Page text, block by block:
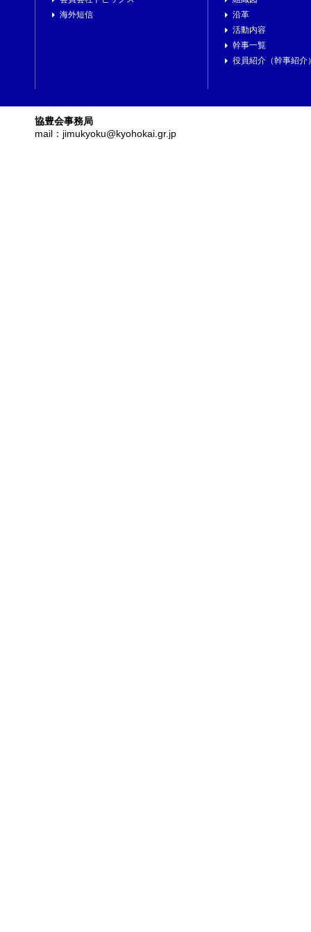
海外短信
沿革
活動内容
幹事一覧
役員紹介（幹事紹介
協豊会事務局
mail：jimukyoku@kyohokai.gr.jp